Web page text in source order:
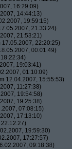
16:29:09)
14:44:13)
19:59:15)
21:33:24)
21:53:21)
17.05.2007, 22:20:25)
00:01:49)
19:03:41)
01:10:09)
12.04.2007, 15:55:53)
11:27:38)
19:54:58)
19:25:38)
07:08:15)
17:13:10)
19:59:30)
17:27:57)
09:18:38)